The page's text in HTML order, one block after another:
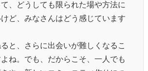
、どうしても限られた場や方法に
ど、みなさんはどう感じています
と、さらに出会いが難しくなるこ
ね。でも、だからこそ、一人でも